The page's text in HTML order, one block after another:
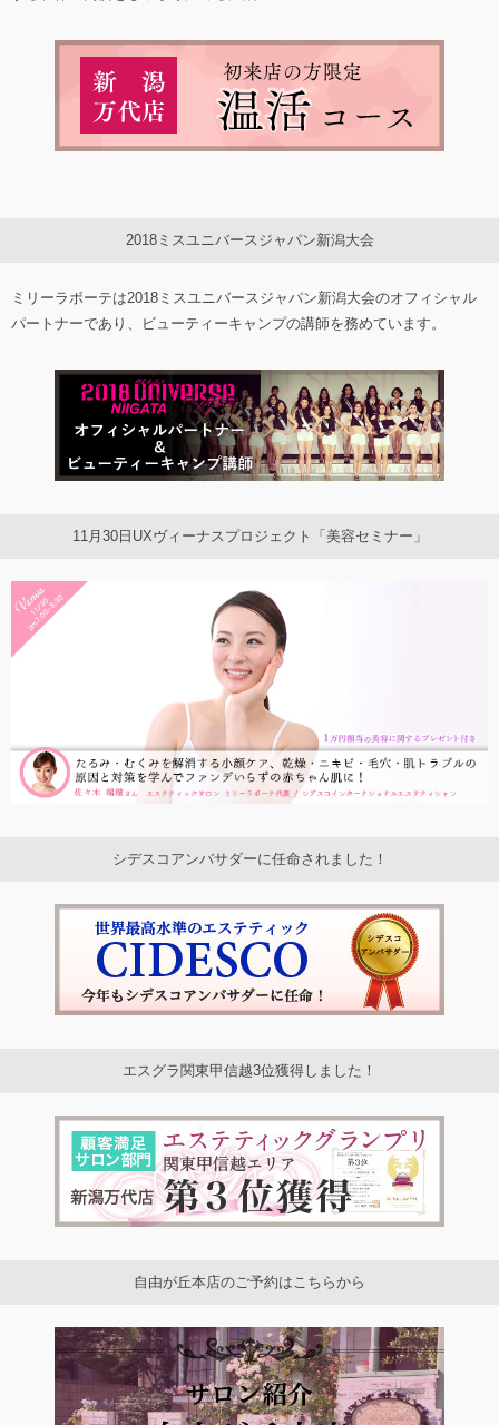
2018ミスユニバースジャパン新潟大会
ミリーラボーテは2018ミスユニバースジャパン新潟大会のオフィシャル
パートナーであり、ビューティーキャンプの講師を務めています。
11月30日UXヴィーナスプロジェクト「美容セミナー」
シデスコアンバサダーに任命されました！
エスグラ関東甲信越3位獲得しました！
自由が丘本店のご予約はこちらから